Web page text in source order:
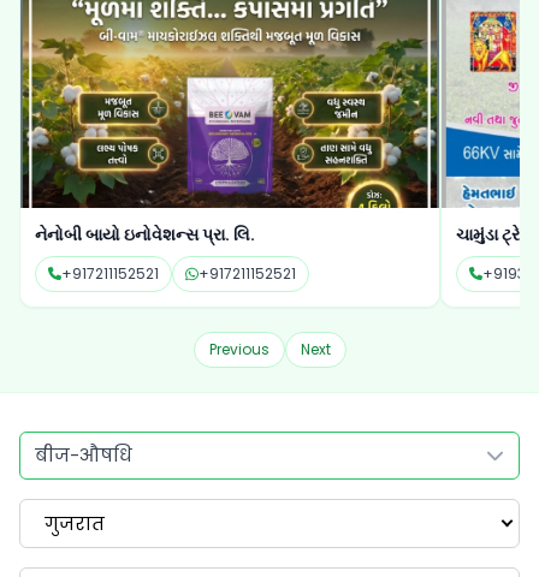
ચામુંડા ટ્રેડર્સ
+919316833091 +919316833091
ધરતી
Previous Next
बीज-औषधि
गुजरात